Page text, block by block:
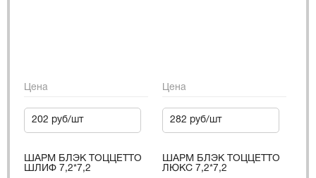
Цена
202 руб/шт
Цена
282 руб/шт
ШАРМ БЛЭК ТОЦЦЕТТО
ШЛИФ 7,2*7,2
ШАРМ БЛЭК ТОЦЦЕТТО
ЛЮКС 7,2*7,2